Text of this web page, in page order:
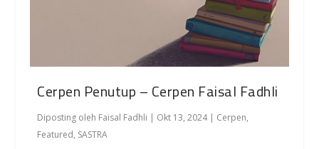
Cerpen Penutup – Cerpen Faisal Fadhli
Diposting oleh Faisal Fadhli | Okt 13, 2024| Cerpen,
Featured, SASTRA